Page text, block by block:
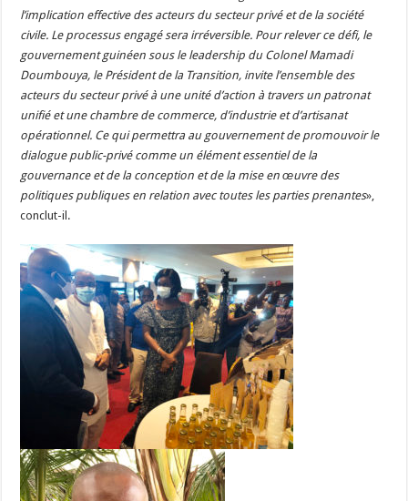
l’implication effective des acteurs du secteur privé et de la société
civile. Le processus engagé sera irréversible. Pour relever ce défi, le
gouvernement guinéen sous le leadership du Colonel Mamadi
Doumbouya, le Président de la Transition, invite l’ensemble des
acteurs du secteur privé à une unité d’action à travers un patronat
unifié et une chambre de commerce, d’industrie et d’artisanat
opérationnel. Ce qui permettra au gouvernement de promouvoir le
dialogue public-privé comme un élément essentiel de la
gouvernance et de la conception et de la mise en œuvre des
politiques publiques en relation avec toutes les parties prenantes»,
conclut-il.